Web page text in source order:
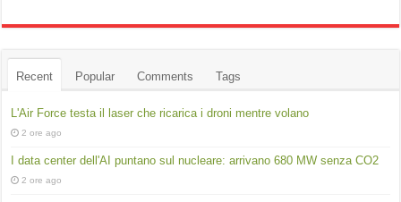
Recent Popular Comments Tags
L'Air Force testa il laser che ricarica i droni mentre volano
2 ore ago
I data center dell'AI puntano sul nucleare: arrivano 680 MW senza CO2
2 ore ago